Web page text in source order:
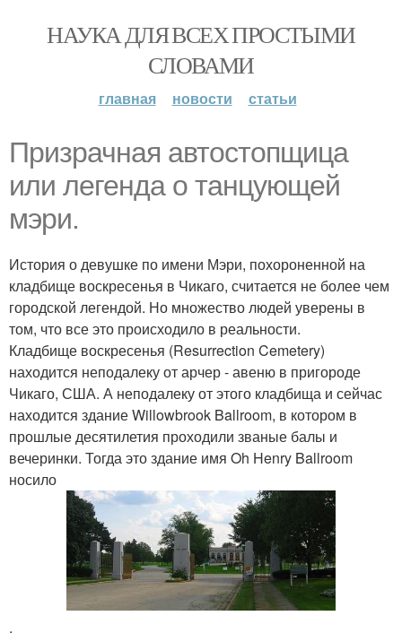
НАУКА ДЛЯ ВСЕХ ПРОСТЫМИ
СЛОВАМИ
главная новости статьи
Призрачная автостопщица
или легенда о танцующей
мэри.
История о девушке по имени Мэри, похороненной на
кладбище воскресенья в Чикаго, считается не более чем
городской легендой. Но множество людей уверены в
том, что все это происходило в реальности.
Кладбище воскресенья (Resurrection Cemetery)
находится неподалеку от арчер - авеню в пригороде
Чикаго, США. А неподалеку от этого кладбища и сейчас
находится здание Willowbrook Ballroom, в котором в
прошлые десятилетия проходили званые балы и
вечеринки. Тогда это здание имя Oh Henry Ballroom
носило
.